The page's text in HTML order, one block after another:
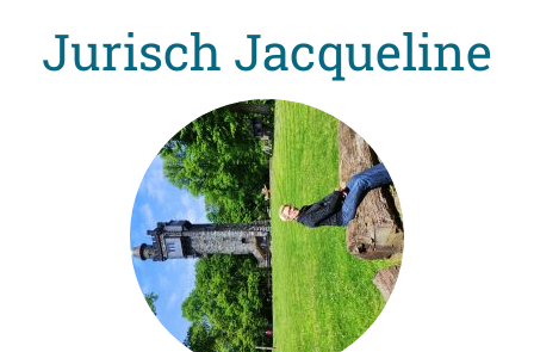
Jurisch Jacqueline